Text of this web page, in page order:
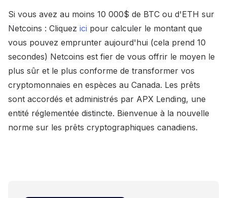
Si vous avez au moins 10 000$ de BTC ou d'ETH sur
Netcoins : Cliquez ici pour calculer le montant que
vous pouvez emprunter aujourd'hui (cela prend 10
secondes) Netcoins est fier de vous offrir le moyen le
plus sûr et le plus conforme de transformer vos
cryptomonnaies en espèces au Canada. Les prêts
sont accordés et administrés par APX Lending, une
entité réglementée distincte. Bienvenue à la nouvelle
norme sur les prêts cryptographiques canadiens.